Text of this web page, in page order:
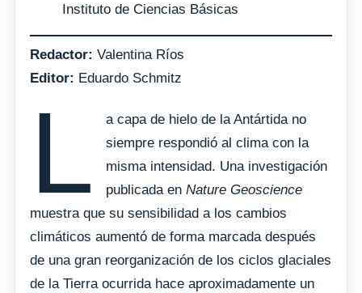
Instituto de Ciencias Básicas
Redactor: Valentina Ríos
Editor: Eduardo Schmitz
L
a capa de hielo de la Antártida no
siempre respondió al clima con la
misma intensidad. Una investigación
publicada enNature Geoscience
muestra que su sensibilidad a los cambios
climáticos aumentó de forma marcada después
de una gran reorganización de los ciclos glaciales
de la Tierra ocurrida hace aproximadamente un